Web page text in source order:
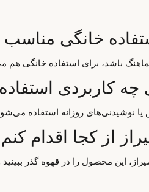
خانگی
هماهنگ باشد، برای استفاده
چه کاربردی
یا نوشیدنی‌های روزانه استفاده
از کجا اقدام
این محصول را در قهوه گذر